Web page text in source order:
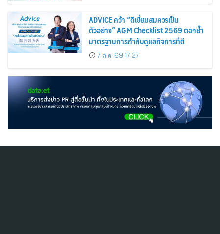
ADVICE คว้า “ดีเยี่ยมสมควรเป็น
ตัวอย่าง” AGM Checklist 2569 ตอกย้ำ
มาตรฐานการกำกับดูแลกิจการที่ดี
7 ส.ค. 69 17:27